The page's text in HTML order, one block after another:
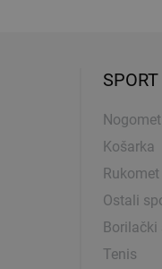
SPORT
Nogomet
Košarka
Rukomet
Ostali
Borilački
Tenis